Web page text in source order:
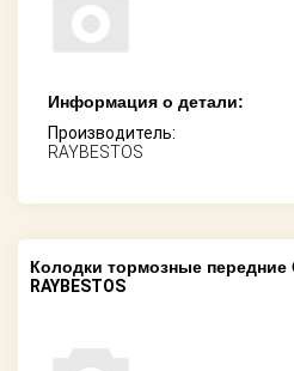
Информация о детали:
Производитель:
RAYBESTOS
Колодки тормозные передние
RAYBESTOS